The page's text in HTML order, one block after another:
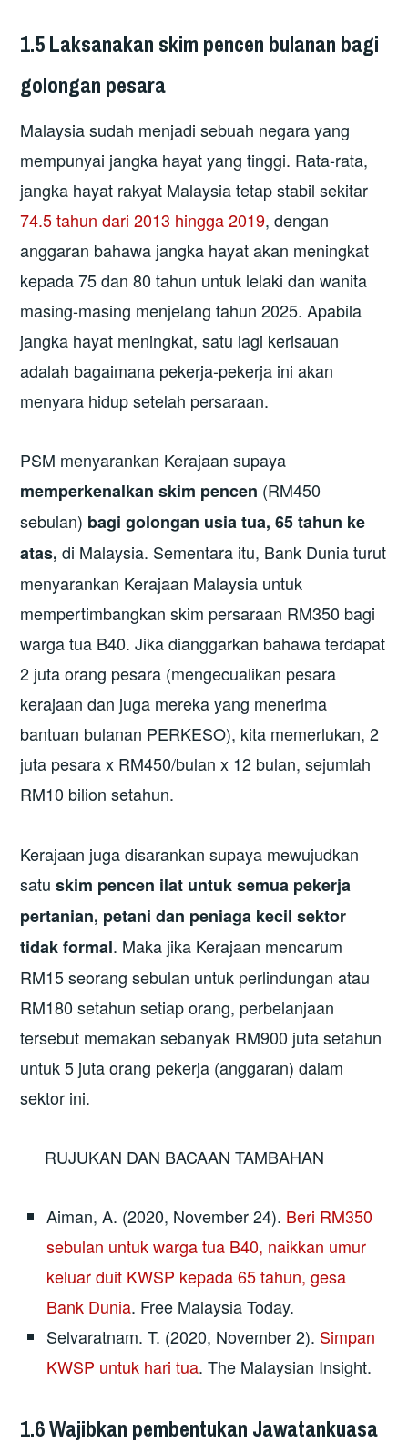
1.5 Laksanakan skim pencen bulanan bagi
golongan pesara
Malaysia sudah menjadi sebuah negara yang
mempunyai jangka hayat yang tinggi. Rata-rata,
jangka hayat rakyat Malaysia tetap stabil sekitar
74.5 tahun dari 2013 hingga 2019, dengan
anggaran bahawa jangka hayat akan meningkat
kepada 75 dan 80 tahun untuk lelaki dan wanita
masing-masing menjelang tahun 2025. Apabila
jangka hayat meningkat, satu lagi kerisauan
adalah bagaimana pekerja-pekerja ini akan
menyara hidup setelah persaraan.
PSM menyarankan Kerajaan supaya
memperkenalkan skim pencen (RM450
sebulan) bagi golongan usia tua, 65 tahun ke
atas,di Malaysia. Sementara itu, Bank Dunia turut
menyarankan Kerajaan Malaysia untuk
mempertimbangkan skim persaraan RM350 bagi
warga tua B40. Jika dianggarkan bahawa terdapat
2 juta orang pesara (mengecualikan pesara
kerajaan dan juga mereka yang menerima
bantuan bulanan PERKESO), kita memerlukan, 2
juta pesara x RM450/bulan x 12 bulan, sejumlah
RM10 bilion setahun.
Kerajaan juga disarankan supaya mewujudkan
satuskim pencen ilat untuk semua pekerja
pertanian, petani dan peniaga kecil sektor
tidak formal. Maka jika Kerajaan mencarum
RM15 seorang sebulan untuk perlindungan atau
RM180 setahun setiap orang, perbelanjaan
tersebut memakan sebanyak RM900 juta setahun
untuk 5 juta orang pekerja (anggaran) dalam
sektor ini.
RUJUKAN DAN BACAAN TAMBAHAN
Aiman, A. (2020, November 24). Beri RM350
sebulan untuk warga tua B40, naikkan umur
keluar duit KWSP kepada 65 tahun, gesa
Bank Dunia. Free Malaysia Today.
Selvaratnam. T. (2020, November 2). Simpan
KWSP untuk hari tua. The Malaysian Insight.
1.6 Wajibkan pembentukan Jawatankuasa